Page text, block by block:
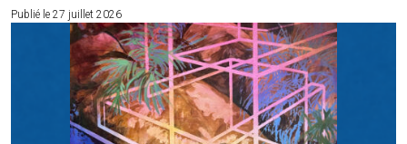
Publié le 27 juillet 2026